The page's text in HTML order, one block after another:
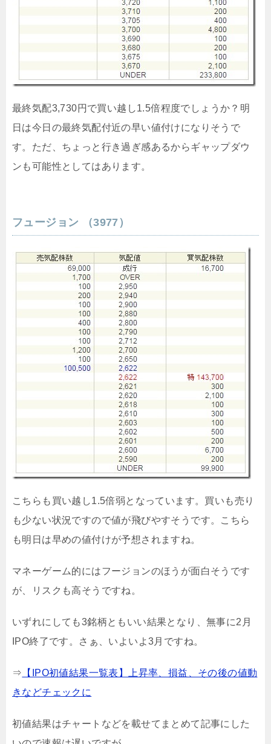
最終気配3,730円で買い越し1.5倍程度でしょうか？明
日は今日の最終気配付近の早い値付けになりそうで
す。ただ、ちょっと行き過ぎ感あるからギャップダウ
ンも可能性としてはあります。
フュージョン （3977）
こちらも買い越し1.5倍弱となっています。買いも売り
も少ない状況ですので値が飛びやすそうです。こちら
も明日は早めの値付けが予想されますね。
マネーゲーム的にはフージョンのほうが面白そうです
が、リスクも高そうですね。
いずれにしても3銘柄ともいい結果となり、無事に2月
IPO終了です。さぁ、いよいよ3月ですね。
⇒ 【IPO初値結果一覧表】上昇率、損益、その後の値動
きなどチェックに
初値結果はチャートなどを載せてまとめて記事にした